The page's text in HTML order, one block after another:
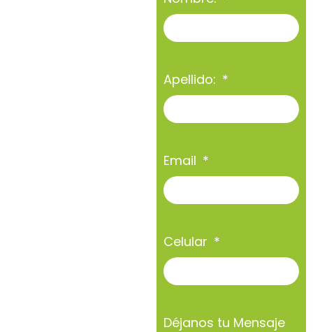
Apellido:
Email
Celular
Déjanos tu Mensaje